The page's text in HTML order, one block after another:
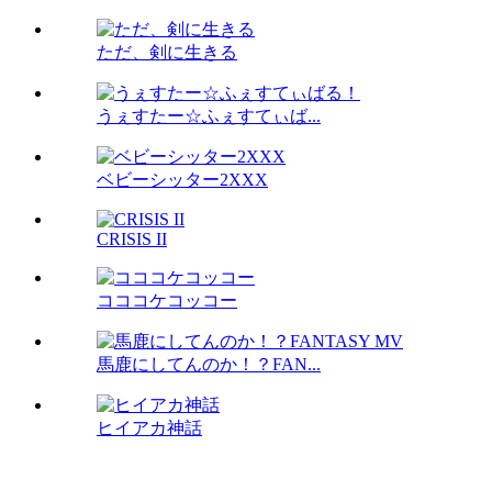
ただ、剣に生きる
うぇすたー☆ふぇすてぃば...
ベビーシッター2XXX
CRISIS II
コココケコッコー
馬鹿にしてんのか！？FAN...
ヒイアカ神話